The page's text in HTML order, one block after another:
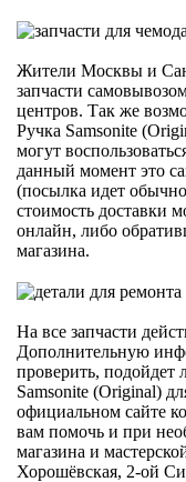
Жители Москвы и
запчасти
центров. Так же
Ручка Samsonite
могут
данный момент это
(посылка идет
стоимость доставки
онлайн, либо
магазина.
На все запчасти
Дополнительную
проверить, подойдет
Samsonite (Original)
официальном сайте
вам помочь и при
магазина и
Хорошёвская, 2-ой